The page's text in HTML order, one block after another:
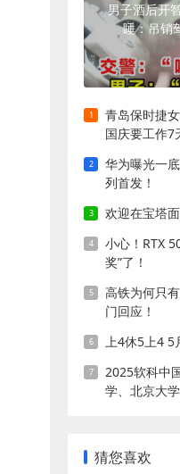
男子酒后开
睡：吊销
青岛保时捷
国庆要工作7
华为曝光一
列首发！
欢迎在宝塔
小心！RTX
奖”了！
高铁为何只
门回应！
上4休5上4 5
2025软科中
学、北京大
猜您喜欢